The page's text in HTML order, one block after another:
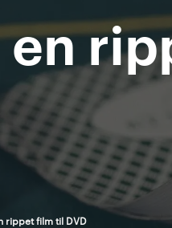
rippet film til DVD